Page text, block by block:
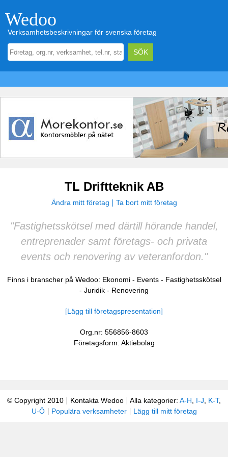
Wedoo
Verksamhetsbeskrivningar för svenska företag
TL Driftteknik AB
Ändra mitt företag Ta bort mitt företag
"Fastighetsskötsel med därtill hörande handel,
entreprenader samt företags- och privata
events och renovering av veteranfordon."
Finns i branscher på Wedoo: Ekonomi- Events- Fastighetsskötsel
- Juridik - Renovering
[Lägg till företagspresentation]
Org.nr: 556856-8603
Företagsform: Aktiebolag
© Copyright 2010 Kontakta Wedoo Alla kategorier: A-H I-J K-T,
U-Ö
Populära verksamheter Lägg till mitt företag